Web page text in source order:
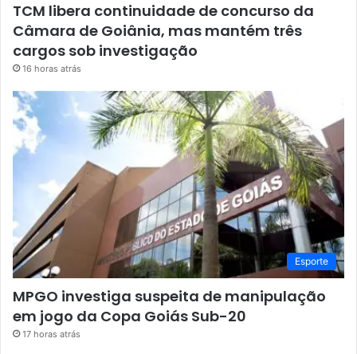
TCM libera continuidade de concurso da
Câmara de Goiânia, mas mantém três
cargos sob investigação
16 horas atrás
Esporte
MPGO investiga suspeita de manipulação
em jogo da Copa Goiás Sub-20
17 horas atrás